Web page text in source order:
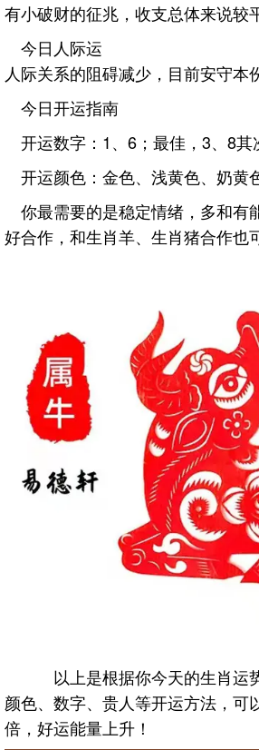
有小破财的征兆，收支总体来说较
今日人际运
人际关系的阻碍减少，目前安守本
今日开运指南
开运数字：1、6；最佳，3、8其
开运颜色：金色、浅黄色、奶黄
你最需要的是稳定情绪，多和有
好合作，和生肖羊、生肖猪合作也
以上是根据你今天的生肖运
颜色、数字、贵人等开运方法，可
倍，好运能量上升！